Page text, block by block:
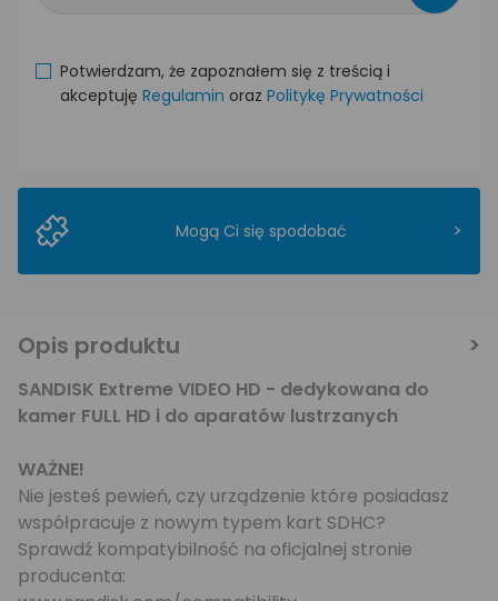
Potwierdzam, że zapoznałem się z treścią i
akceptuję Regulamin oraz Politykę Prywatności
Mogą Ci się spodobać >
Opis produktu
SANDISK Extreme VIDEO HD - dedykowana do
kamer FULL HD i do aparatów lustrzanych
WAŻNE!
Nie jesteś pewień, czy urządzenie które posiadasz
współpracuje z nowym typem kart SDHC?
Sprawdź kompatybilność na oficjalnej stronie
producenta: